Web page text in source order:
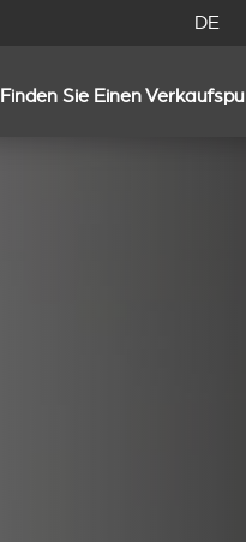
DE
Finden Sie Einen